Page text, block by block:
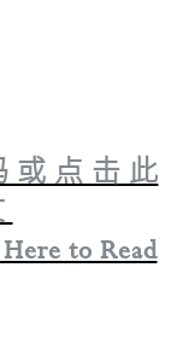
或 点 击 此
to Read